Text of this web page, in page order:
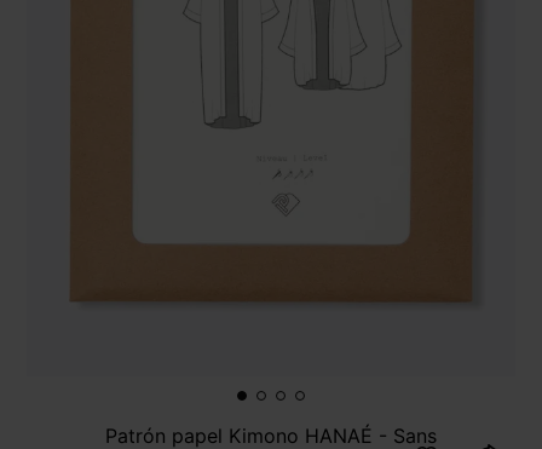
Patrón papel Kimono HANAÉ - Sans